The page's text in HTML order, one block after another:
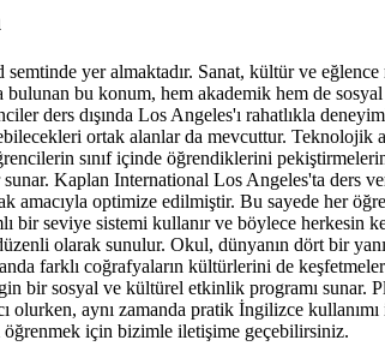
yer almaktadır. Sanat, kültür ve
bu konum, hem akademik hem de
ders dışında Los Angeles'ı rahatlıkla
ortak alanlar da mevcuttur.
sınıf içinde öğrendiklerini
Kaplan International Los Angeles'ta ders
amacıyla optimize edilmiştir. Bu sayede her
seviye sistemi kullanır ve böylece herkesin
olarak sunulur. Okul, dünyanın dört bir
farklı coğrafyaların kültürlerini de
bir sosyal ve kültürel etkinlik programı
olurken, aynı zamanda pratik İngilizce
öğrenmek için bizimle iletişime geçebilirsiniz.